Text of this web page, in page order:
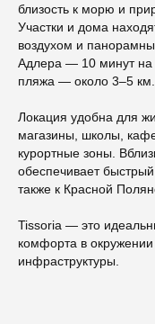
близость к морю и
Участки и дома
воздухом и
Адлера — 10 минут на
пляжа — около 3–5 км.
Локация удобна для
магазины, школы,
курортные зоны.
обеспечивает
также к Красной
Tissoria — это
комфорта в
инфраструктуры.